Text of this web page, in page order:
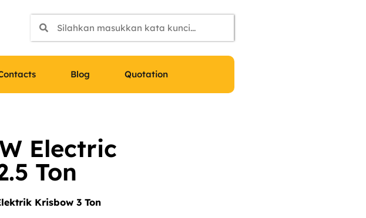
Blog Quotation
Electric
Ton
Krisbow 3 Ton